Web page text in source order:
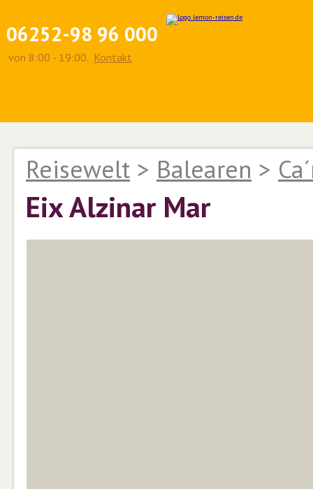
06252-98 96 000
von 8:00 - 19:00. Kontakt
Reisewelt > Balearen >
Eix Alzinar Mar